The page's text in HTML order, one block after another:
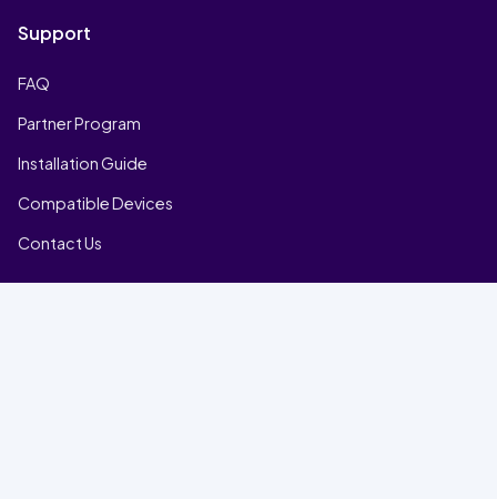
Support
FAQ
Partner Program
Installation Guide
Compatible Devices
Contact Us